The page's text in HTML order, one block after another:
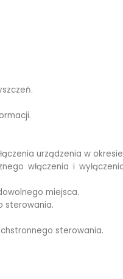
urządzenia w
włączenia i
miejsca.
sterowania.
sterowania.